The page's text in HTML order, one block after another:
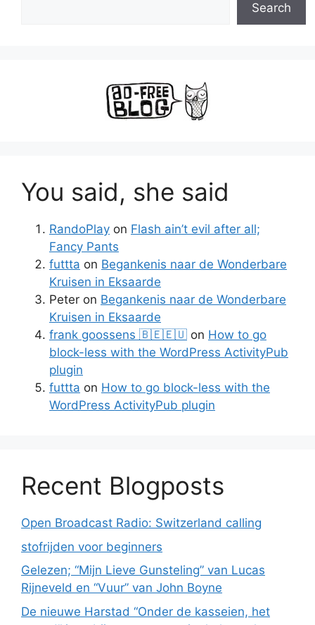
Search
You said, she said
RandoPlay on Flash ain’t evil after all;
Fancy Pants
futtta on Begankenis naar de Wonderbare
Kruisen in Eksaarde
Peter on Begankenis naar de Wonderbare
Kruisen in Eksaarde
frank goossens 🇧🇪🇪🇺 on How to go
block-less with the WordPress ActivityPub
plugin
futtta on How to go block-less with the
WordPress ActivityPub plugin
Recent Blogposts
Open Broadcast Radio: Switzerland calling
stofrijden voor beginners
Gelezen; “Mijn Lieve Gunsteling” van Lucas
Rijneveld en “Vuur” van John Boyne
De nieuwe Harstad “Onder de kasseien, het